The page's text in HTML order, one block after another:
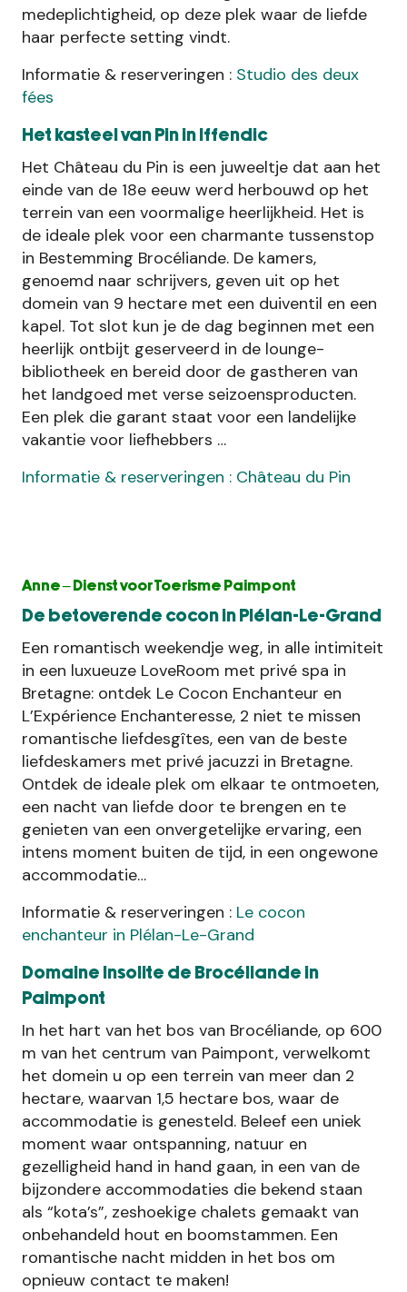
medeplichtigheid, op deze plek waar de liefde
haar perfecte setting vindt.
Informatie & reserveringen : Studio des deux
fées
Het kasteel van Pin in Iffendic
Het Château du Pin is een juweeltje dat aan het
einde van de 18e eeuw werd herbouwd op het
terrein van een voormalige heerlijkheid. Het is
de ideale plek voor een charmante tussenstop
in Bestemming Brocéliande. De kamers,
genoemd naar schrijvers, geven uit op het
domein van 9 hectare met een duiventil en een
kapel. Tot slot kun je de dag beginnen met een
heerlijk ontbijt geserveerd in de lounge-
bibliotheek en bereid door de gastheren van
het landgoed met verse seizoensproducten.
Een plek die garant staat voor een landelijke
vakantie voor liefhebbers …
Informatie & reserveringen : Château du Pin
Anne – Dienst voor Toerisme Paimpont
De betoverende cocon in Plélan-Le-Grand
Een romantisch weekendje weg, in alle intimiteit
in een luxueuze LoveRoom met privé spa in
Bretagne: ontdek Le Cocon Enchanteur en
L’Expérience Enchanteresse, 2 niet te missen
romantische liefdesgîtes, een van de beste
liefdeskamers met privé jacuzzi in Bretagne.
Ontdek de ideale plek om elkaar te ontmoeten,
een nacht van liefde door te brengen en te
genieten van een onvergetelijke ervaring, een
intens moment buiten de tijd, in een ongewone
accommodatie…
Informatie & reserveringen : Le cocon
enchanteur in Plélan-Le-Grand
Domaine Insolite de Brocéliande in
Paimpont
In het hart van het bos van Brocéliande, op 600
m van het centrum van Paimpont, verwelkomt
het domein u op een terrein van meer dan 2
hectare, waarvan 1,5 hectare bos, waar de
accommodatie is genesteld. Beleef een uniek
moment waar ontspanning, natuur en
gezelligheid hand in hand gaan, in een van de
bijzondere accommodaties die bekend staan
als “kota’s”, zeshoekige chalets gemaakt van
onbehandeld hout en boomstammen. Een
romantische nacht midden in het bos om
opnieuw contact te maken!